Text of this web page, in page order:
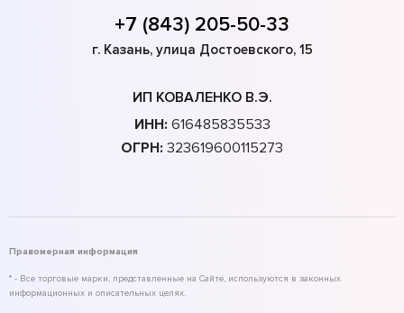
+7 (843) 205-50-33
г. Казань, улица Достоевского, 15
ИП КОВАЛЕНКО В.Э.
ИНН: 616485835533
ОГРН: 323619600115273
Правомерная информация
* - Все торговые марки, представленные на Сайте, используются в законных
информационных и описательных целях.